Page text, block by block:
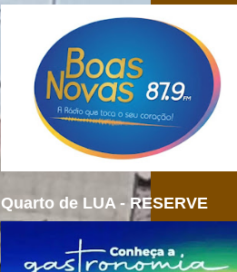
Quarto de LUA - RESERVE